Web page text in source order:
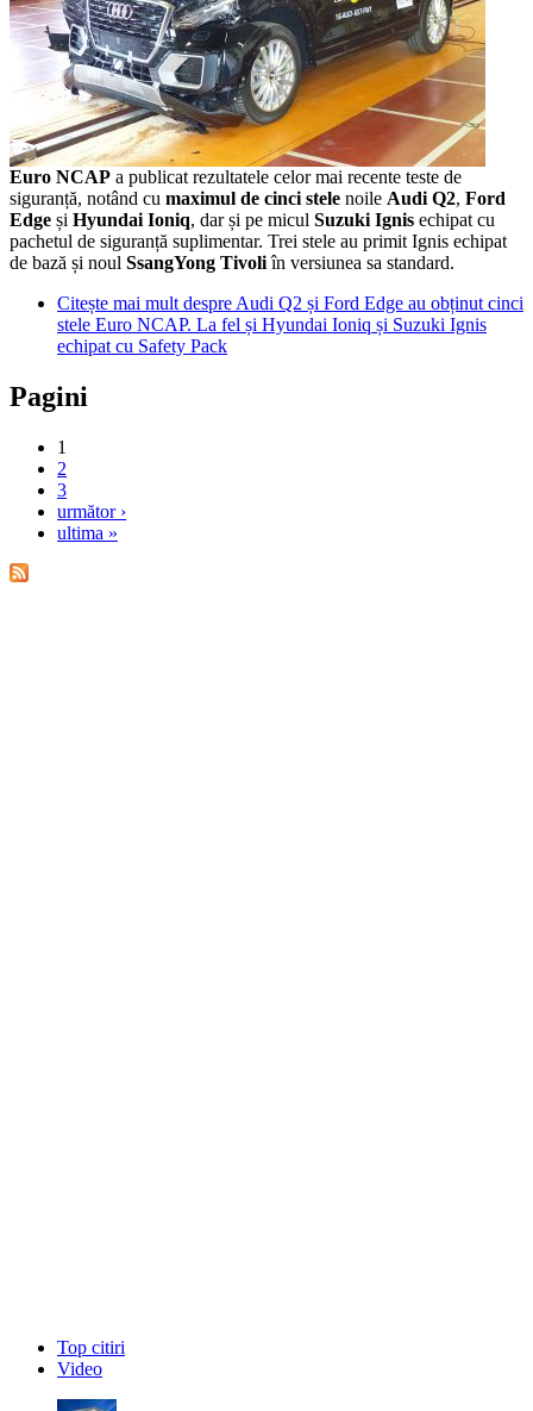
Euro NCAP a publicat rezultatele celor mai recente teste de
siguranță, notând cu maximul de cinci stele noile Audi Q2, Ford
Edge și Hyundai Ioniq, dar și pe micul Suzuki Ignis echipat cu
pachetul de siguranță suplimentar. Trei stele au primit Ignis echipat
de bază și noul SsangYong Tivoliîn versiunea sa standard.
Citește mai mult despre Audi Q2 și Ford Edge au obținut cinci
stele Euro NCAP. La fel și Hyundai Ioniq și Suzuki Ignis
echipat cu Safety Pack
Pagini
1
2
3
următor ›
ultima »
Top citiri
Video